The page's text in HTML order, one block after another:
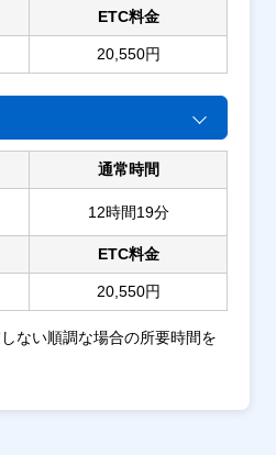
ETC料金
20,550円
通常時間
12時間19分
ETC料金
20,550円
ない順調な場合の所要時間を